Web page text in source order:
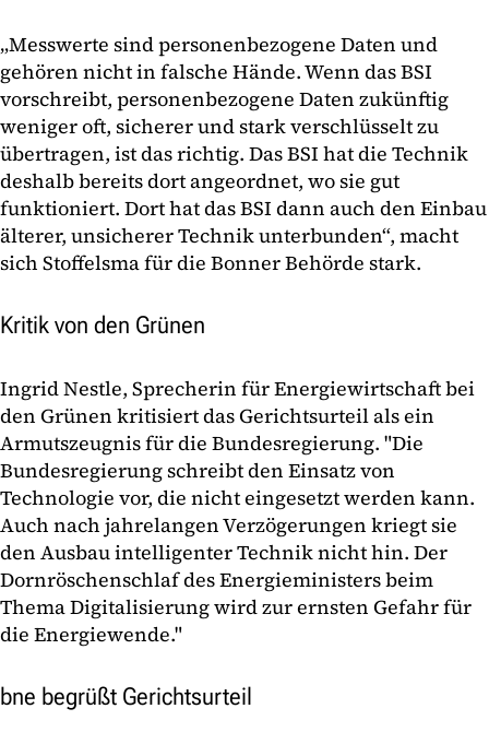
„Messwerte sind personenbezogene Daten und
gehören nicht in falsche Hände. Wenn das BSI
vorschreibt, personenbezogene Daten zukünftig
weniger oft, sicherer und stark verschlüsselt zu
übertragen, ist das richtig. Das BSI hat die Technik
deshalb bereits dort angeordnet, wo sie gut
funktioniert. Dort hat das BSI dann auch den Einbau
älterer, unsicherer Technik unterbunden“, macht
sich Stoffelsma für die Bonner Behörde stark.
Kritik von den Grünen
Ingrid Nestle, Sprecherin für Energiewirtschaft bei
den Grünen kritisiert das Gerichtsurteil als ein
Armutszeugnis für die Bundesregierung. "Die
Bundesregierung schreibt den Einsatz von
Technologie vor, die nicht eingesetzt werden kann.
Auch nach jahrelangen Verzögerungen kriegt sie
den Ausbau intelligenter Technik nicht hin. Der
Dornröschenschlaf des Energieministers beim
Thema Digitalisierung wird zur ernsten Gefahr für
die Energiewende."
bne begrüßt Gerichtsurteil